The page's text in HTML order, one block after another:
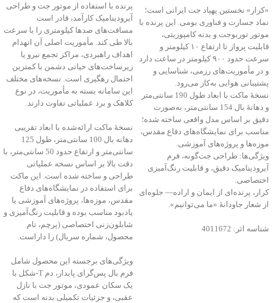
«کرار» نخستین پهپاد جت ایرانی است؛
نماد جسارت و فناوری بومی. این پرنده با
موتور توربوجت و بدنه کامپوزیتی،
قابلیت پرواز تا ارتفاع ۱۰ کیلومتر و
سرعت حدود ۹۰۰ کیلومتر در ساعت دارد
و در مأموریت‌های رزمی، شناسایی و
پشتیبانی هوایی به‌کار می‌رود.
نسخهٔ ماکت با ابعاد طول 190 سانتی‌متر
و دهانهٔ بال 154 سانتی‌متر، به‌صورت
دقیق بر اساس مدل واقعی ساخته شده؛
مناسب برای نمایشگاه‌های دفاع مقدس،
موزه‌ها و پروژه‌های آموزشی.
ویژگی‌ها: طراحی جت‌گونه، فرم
آیرودینامیک دقیق، و قابلیت رنگ‌آمیزی
اختصاصی.
کرار، پرنده‌ای از ایمان و اراده— جلوه‌ای
از شعار جاودانۀ «ما می‌توانیم».
شناسه اثر: 4011672
پرنده با استفاده از موتور جت و طراحی
آیرودینامیک کارآمد، قادر است
مسافت‌های صدها کیلومتری را با سرعت
بالا طی کند. مأموریت اصلی آن انهدام
اهداف راهبردی، مراکز تجمع نیرو یا
زیرساخت‌های حیاتی دشمن با کمترین
احتمال رهگیری است. نسخه‌های مختلف
این سامانه بسته به مأموریت، در نوع
کلاهک و برد عملیاتی تفاوت دارند.
نسخهٔ ماکت ارائه‌شده با ابعاد تقریبی
دهانه بال 100 سانتی‌متر، طول 125
سانتی‌متر و ارتفاع حدود 50 سانتی‌متر، با
دقت بالا بر اساس نسخه عملیاتی
طراحی و ساخته شده است. این ماکت
برای استفاده در نمایشگاه‌های دفاع
مقدس، موزه‌ها، پروژه‌های آموزشی یا
یادبود مناسب بوده و قابلیت رنگ‌آمیزی و
شابلون‌زنی اختصاصی (پرچم، نام
محصول، شماره سریال) را داراست.
ویژگی‌های برجسته این محصول شامل
فرم بال پس‌گرای پایدار، دم T‑شکل با
یک سکان عمودی، موتور جت با نازل
عقبی، و جزئیات تکمیلی بدنه است که